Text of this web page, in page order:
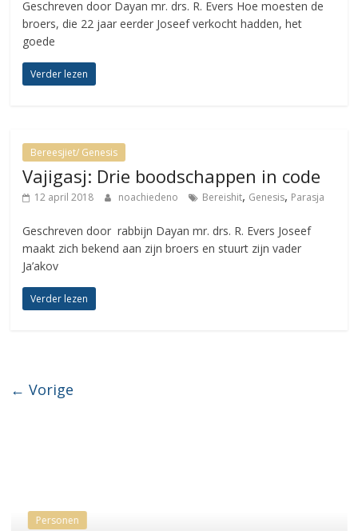
Geschreven door Dayan mr. drs. R. Evers Hoe moesten de
broers, die 22 jaar eerder Joseef verkocht hadden, het
goede
Verder lezen
Bereesjiet/ Genesis
Vajigasj: Drie boodschappen in code
12 april 2018 noachiedeno Bereishit, Genesis, Parasja
Geschreven door rabbijn Dayan mr. drs. R. Evers Joseef
maakt zich bekend aan zijn broers en stuurt zijn vader
Ja’akov
Verder lezen
← Vorige
Personen